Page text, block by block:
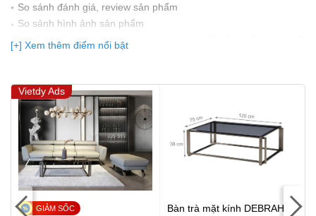
So sánh đánh giá, review sản phẩm
So sảnh hình ảnh sản phẩm
(Bạn đang được xem so sánh giá, xem giá biến động Realtime 10
lần cập nhật gần nhất)
[+] Xem thêm điểm nổi bật
Vietdy Ads
Bàn trà mặt kính DEBRAH